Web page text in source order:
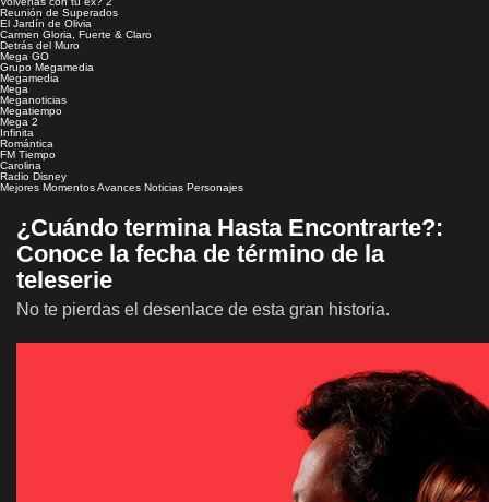
Reunión de Superados
El Jardín de Olivia
Carmen Gloria, Fuerte & Claro
Detrás del Muro
Mega GO
Grupo Megamedia
Megamedia
Mega
Meganoticias
Megatiempo
Mega 2
Infinita
Romántica
FM Tiempo
Carolina
Radio Disney
Mejores MomentosAvances Noticias Personajes
¿Cuándo termina Hasta Encontrarte?:
Conoce la fecha de término de la
teleserie
No te pierdas el desenlace de esta gran historia.